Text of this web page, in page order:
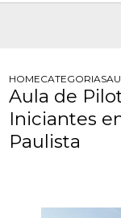
HOMECATEGORIAS
Aula de
Iniciantes
Paulista